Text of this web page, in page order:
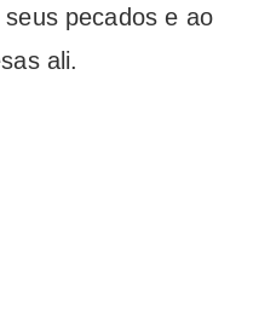
pecados e ao
ali.